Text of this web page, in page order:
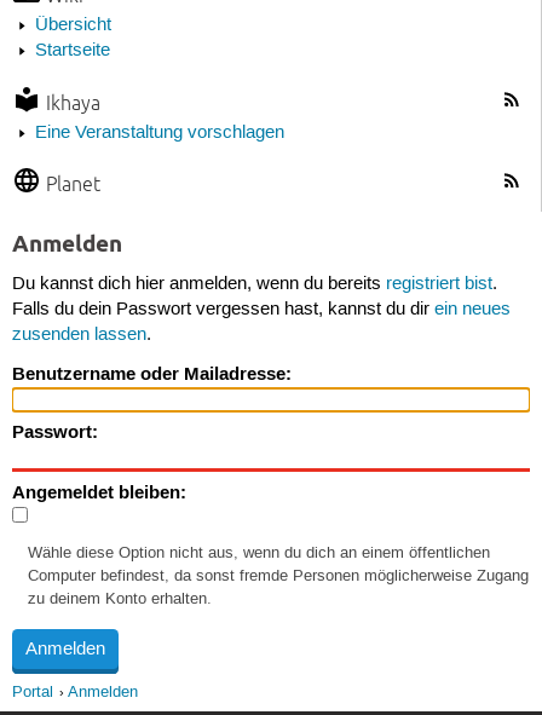
Übersicht
Startseite
Ikhaya
Eine Veranstaltung vorschlagen
Planet
Anmelden
Du kannst dich hier anmelden, wenn du bereits registriert bist.
Falls du dein Passwort vergessen hast, kannst du dir ein neues
zusenden lassen.
Benutzername oder Mailadresse:
Passwort:
Angemeldet bleiben:
Wähle diese Option nicht aus, wenn du dich an einem öffentlichen
Computer befindest, da sonst fremde Personen möglicherweise Zugang
zu deinem Konto erhalten.
Portal Anmelden